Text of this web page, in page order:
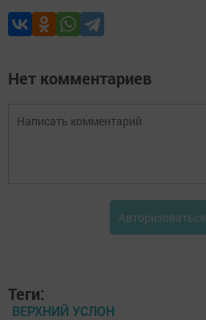
Нет комментариев
Авторизоваться
Теги:
ВЕРХНИЙ УСЛОН